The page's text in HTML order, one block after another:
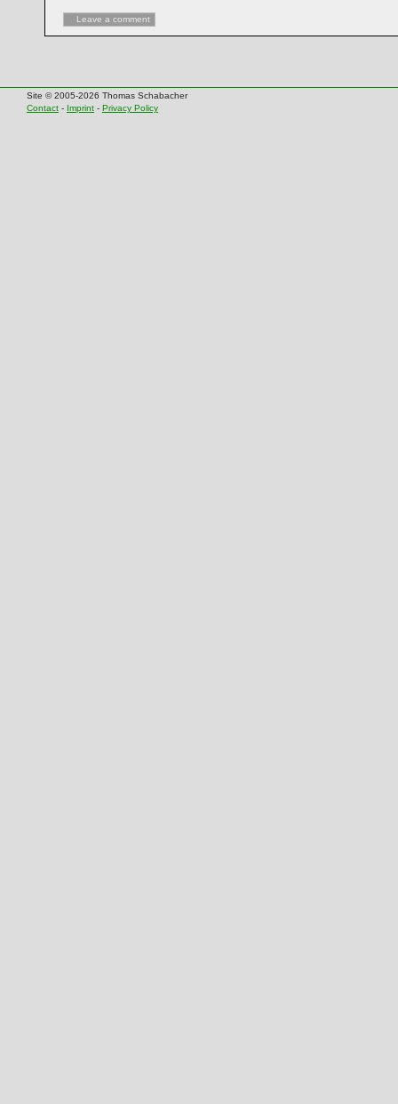
Leave a comment
Site © 2005-2026 Thomas Schabacher
Contact - Imprint - Privacy Policy